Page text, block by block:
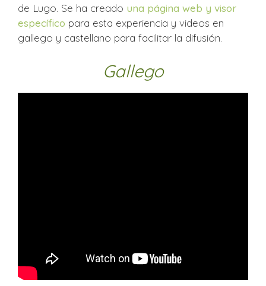
de Lugo. Se ha creado una página web y visor
específico para esta experiencia y videos en
gallego y castellano para facilitar la difusión.
Gallego